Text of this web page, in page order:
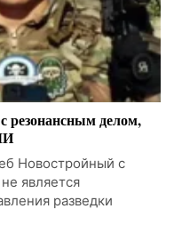
резонансным делом,
Новостройный с
является
разведки